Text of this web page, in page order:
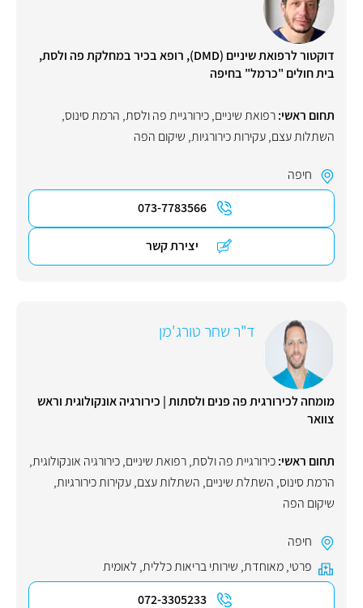
דוקטור לרפואת שיניים (DMD), רופא בכיר במחלקת פה ולסת,
בית חולים "כרמל" בחיפה
תחום ראשי:רפואת שיניים,כירורגיית פה ולסת, הרמת סינוס,
השתלות עצם,עקירות כירורגיות, שיקום הפה
חיפה
073-7783566
יצירת קשר
ד"ר שחר טורג'מן
מומחה לכירורגית פה פנים ולסתות | כירורגיה אונקולוגית וראש
צוואר
תחום ראשי:כירורגיית פה ולסת,רפואת שיניים,כירורגיה אונקולוגית,
הרמת סינוס, השתלת שיניים, השתלות עצם,עקירות כירורגיות,
שיקום הפה
חיפה
פרטי,מאוחדת, שירותי בריאות כללית, לאומית
072-3305233